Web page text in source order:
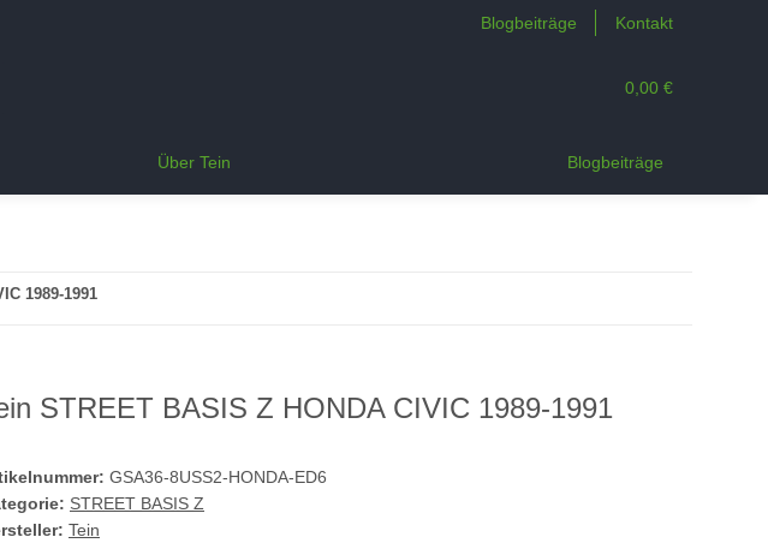
Blogbeiträge Kontakt
0,00 €
Über Tein Blogbeiträge
1989-1991
STREET BASIS Z HONDA CIVIC 1989-1991
GSA36-8USS2-HONDA-ED6
STREET BASIS Z
Tein